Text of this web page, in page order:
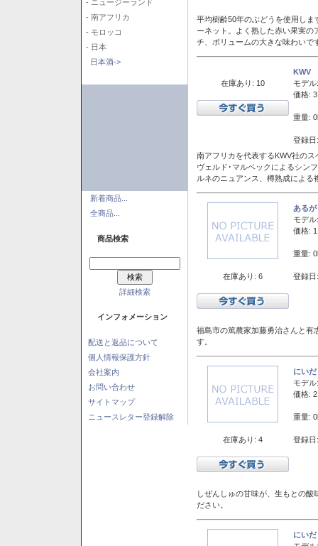
- ニュージーランド
- 南アフリカ
- モロッコ
- 日本
日本酒->
新着商品...
全商品...
商品検索
詳細検索
インフォメーション
配送と返品について
個人情報保護方針
会社案内
お問い合わせ
サイトマップ
ニュースレター登録解除
平均樹齢50年のぶどうを使用し
ーネット。よく熟した赤い果実
チ、ボリュームの大きな味わいで
在庫あり: 10
KWV
モデル:
価格:
重量:
登録
南アフリカを代表するKWV社の
ヴェルド･マルベックによるシン
ルネのニュアンス、樽熟成によ
在庫あり: 6
ある
モデル:
価格:
重量:
登録
福島市の篤農家加藤勇治さんと有
す。
在庫あり: 4
にい
モデル:
価格:
重量:
登録
しぜんしゅの甘味が、生もとの
ださい。
にい